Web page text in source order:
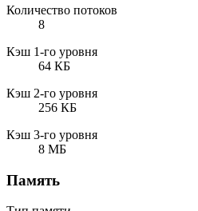
Количество потоков
8
Кэш 1-го уровня
64 КБ
Кэш 2-го уровня
256 КБ
Кэш 3-го уровня
8 МБ
Память